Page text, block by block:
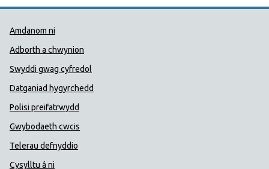
Dolenni Cymorth Iechyd
Amdanom ni
Adborth a chwynion
Swyddi gwag cyfredol
Datganiad hygyrchedd
Polisi preifatrwydd
Gwybodaeth cwcis
Telerau defnyddio
Cysylltu â ni